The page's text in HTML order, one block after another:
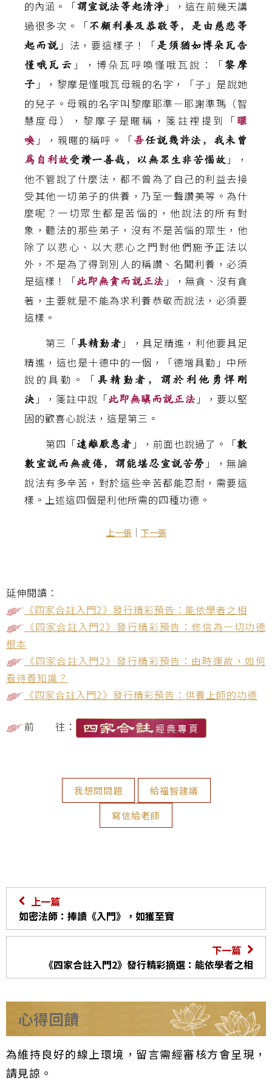
的內涵。「謂宣說法等起清淨 」，這在前幾天講
過很多次。「不顧利養及恭敬等，是由慈悲等
起而說 」法，要這樣子！「是須猶如博朵瓦告
慬哦瓦云 」，博朵瓦呼喚慬哦瓦說：「黎摩
子 」，黎摩是慬哦瓦母親的名字，「子」是說她
的兒子。母親的名字叫黎摩耶準—耶謝準瑪（智
慧度母），黎摩子是暱稱，箋註裡提到「 暱
喚 」，親暱的稱呼。「吾任說幾許法，我未曾
為自利故受讚一善哉，以無眾生非苦惱故 」，
他不管說了什麼法，都不曾為了自己的利益去接
受其他一切弟子的供養，乃至一聲讚美等。為什
麼呢？一切眾生都是苦惱的，他說法的所有對
象，聽法的那些弟子，沒有不是苦惱的眾生，他
除了以悲心、以大悲心之門對他們施予正法以
外，不是為了得到別人的稱讚、名聞利養，必須
是這樣！「此即無貪而說正法 」，無貪、沒有貪
著，主要就是不能為求利養恭敬而說法，必須要
這樣。
第三「具精勤者 」，具足精進，利他要具足
精進，這也是十德中的一個，「德增具勤」中所
說的具勤。「 具精勤者，謂於利他勇悍剛
決 」，箋註中說「此即無瞋而說正法 」，要以堅
固的歡喜心說法，這是第三。
第四「遠離厭患者 」，前面也說過了。「數
數宣說而無疲倦，謂能堪忍宣說苦勞 」，無論
說法有多辛苦，對於這些辛苦都能忍耐，需要這
樣。上述這四個是利他所需的四種功德。
上一張｜ 下一張
延伸閱讀：
《四家合註入門2》發行精彩預告：能依學者之相
《四家合註入門2》發行精彩預告：修信為一切功德
根本
《四家合註入門2》發行精彩預告：由時運故，如何
看待善知識？
《四家合註入門2》發行精彩預告：供養上師的功德
前 往：
我想問問題
給福智建議
寫信給老師
上一篇
如密法師：捧讀《入門》，如獲至寶
下一篇
《四家合註入門2》發行精彩摘選：能依學者之相
心得回饋
為維持良好的線上環境，留言需經審核方會呈現，
請見諒。